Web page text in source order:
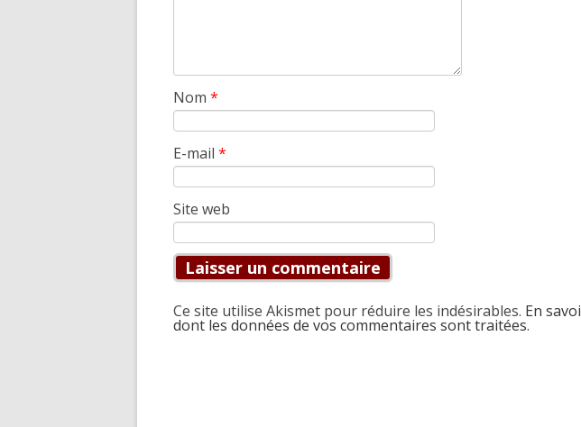
Nom *
E-mail *
Site web
Ce site utilise Akismet pour réduire les indésirables. En
dont les données de vos commentaires sont traitées.